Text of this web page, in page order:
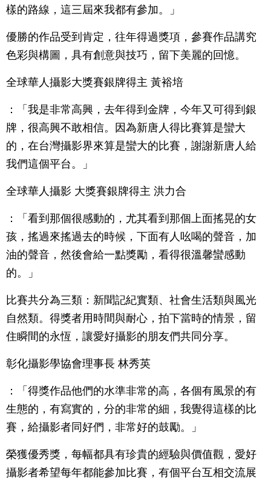
樣的路線，這三屆來我都有參加。」
優勝的作品受到肯定，往年得過獎項，參賽作品講究
色彩與構圖，具有創意與技巧，留下美麗的回憶。
全球華人攝影大獎賽銀牌得主 黃裕培
：「我是非常高興，去年得到金牌，今年又可得到銀
牌，很高興不敢相信。因為新唐人得比賽算是蠻大
的，在台灣攝影界來算是蠻大的比賽，謝謝新唐人給
我們這個平台。」
全球華人攝影 大獎賽銀牌得主 洪力合
：「看到那個很感動的，尤其看到那個上面搖晃的女
孩，搖過來搖過去的時候，下面有人吆喝的聲音，加
油的聲音，然後會給一點獎勵，看得很溫馨蠻感動
的。」
比賽共分為三類：新聞記紀實類、社會生活類與風光
自然類。得獎者用時間與耐心，拍下當時的情景，留
住瞬間的永恆，讓愛好攝影的朋友們共同分享。
彰化攝影學協會理事長 林秀英
：「得獎作品他們的水準非常的高，各個有風景的有
生態的，有寫實的，分的非常的細，我覺得這樣的比
賽，給攝影者同好們，非常好的鼓勵。」
榮獲優秀獎，每幅都具有珍貴的經驗與價值觀，愛好
攝影者希望每年都能參加比賽，有個平台互相交流展